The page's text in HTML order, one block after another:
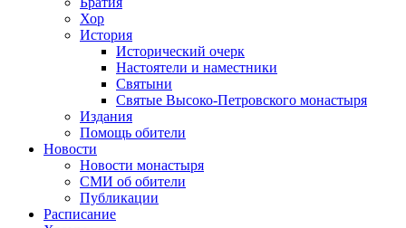
Хор
История
Исторический очерк
Настоятели и наместники
Святыни
Святые Высоко-Петровского монастыря
Издания
Помощь обители
Новости
Новости монастыря
СМИ об обители
Публикации
Расписание